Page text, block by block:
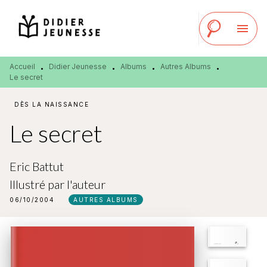
MENU RECHERCHE
PIED DE PAGE
menu
Accueil • Didier Jeunesse • Albums • Autres Albums
•
Le secret
DÈS LA NAISSANCE
Le secret
Eric Battut
Illustré par l'auteur
06/10/2004 AUTRES ALBUMS